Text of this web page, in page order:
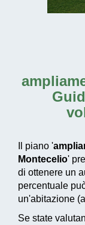
Il piano '
Montecelio'
di ottenere un
percentuale
un'abitazione
Se state